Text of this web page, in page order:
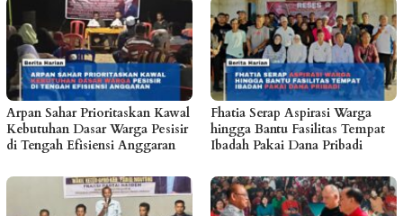
Arpan Sahar Prioritaskan Kawal
Kebutuhan Dasar Warga Pesisir
di Tengah Efisiensi Anggaran
Fhatia Serap Aspirasi Warga
hingga Bantu Fasilitas Tempat
Ibadah Pakai Dana Pribadi